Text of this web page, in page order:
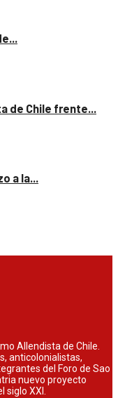
de Chile frente...
a la...
Allendista de Chile.
anticolonialistas,
del Foro de Sao
nuevo proyecto
siglo XXI.